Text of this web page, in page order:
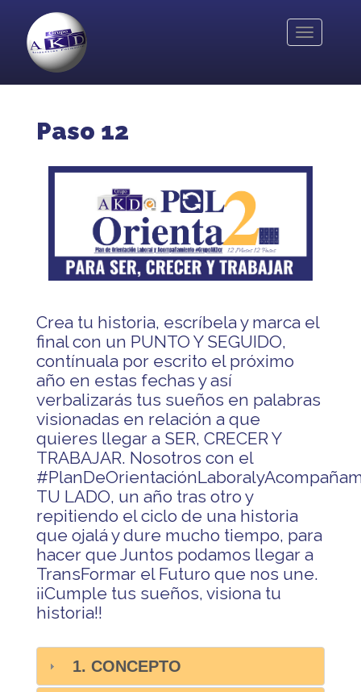
contenido
principal
Toggle
Paso 12
Crea tu historia, escríbela y marca el
final con un PUNTO Y SEGUIDO,
contínuala por escrito el próximo
año en estas fechas y así
verbalizarás tus sueños en palabras
visionadas en relación a que
quieres llegar a SER, CRECER Y
TRABAJAR. Nosotros con el
TU LADO, un año tras otro y
repitiendo el ciclo de una historia
que ojalá y dure mucho tiempo, para
hacer que Juntos podamos llegar a
TransFormar el Futuro que nos une.
¡¡Cumple tus sueños, visiona tu
historia!!
1. CONCEPTO